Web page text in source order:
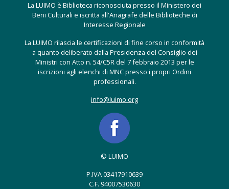
La LUIMO è Biblioteca riconosciuta presso il Ministero dei
Beni Culturali e iscritta all'Anagrafe delle Biblioteche di
Interesse Regionale
La LUIMO rilascia le certificazioni di fine corso in conformità
a quanto deliberato dalla Presidenza del Consiglio dei
Ministri con Atto n. 54/C5R del 7 febbraio 2013 per le
iscrizioni agli elenchi di MNC presso i propri Ordini
professionali.
info@luimo.org
© LUIMO
P.IVA 03417910639
C.F. 94007530630